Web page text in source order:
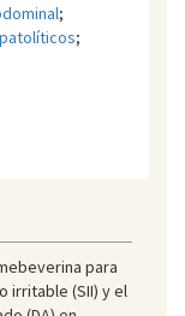
;
;
para
irritable (SII) y el